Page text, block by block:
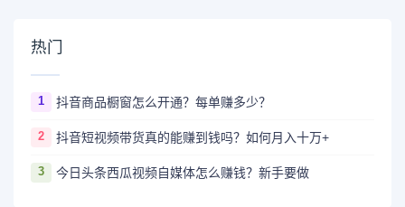
热门
1 抖音商品橱窗怎么开通？每单赚多少？
2 抖音短视频带货真的能赚到钱吗？如何月入十万+
3 今日头条西瓜视频自媒体怎么赚钱？新手要做